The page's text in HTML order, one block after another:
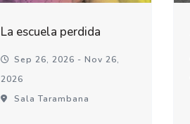
La escuela perdida
Sep 26, 2026 - Nov 26,
2026
Sala Tarambana